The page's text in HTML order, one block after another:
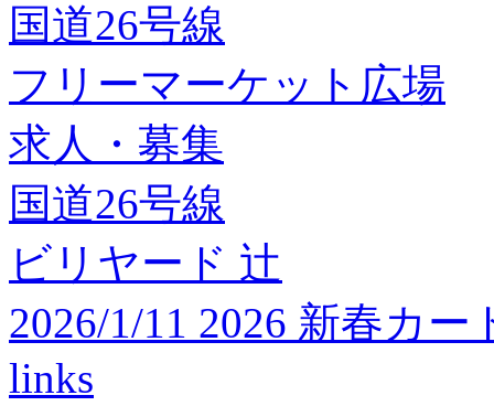
国道26号線
フリーマーケット広場
求人・募集
国道26号線
ビリヤード 辻
2026/1/11 2026 新春カ
links